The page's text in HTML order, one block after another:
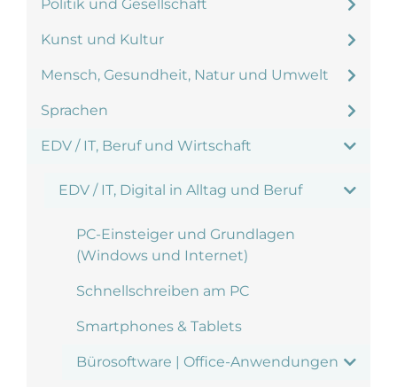
Politik und Gesellschaft
Kunst und Kultur
Mensch, Gesundheit, Natur und Umwelt
Sprachen
EDV / IT, Beruf und Wirtschaft
EDV / IT, Digital in Alltag und Beruf
PC-Einsteiger und Grundlagen
(Windows und Internet)
Schnellschreiben am PC
Smartphones & Tablets
Bürosoftware | Office-Anwendungen